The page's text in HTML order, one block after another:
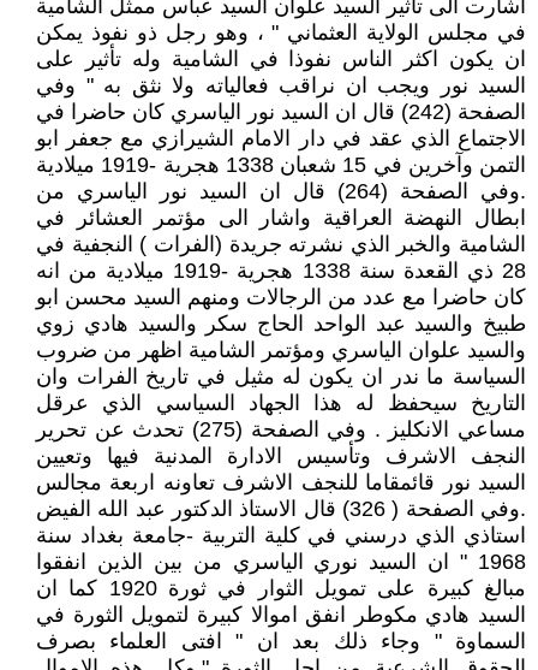
اشارت الى تأثير السيد علوان السيد عباس ممثل الشامية
في مجلس الولاية العثماني " ، وهو رجل ذو نفوذ يمكن
ان يكون اكثر الناس نفوذا في الشامية وله تأثير على
السيد نور ويجب ان نراقب فعالياته ولا نثق به " وفي
الصفحة (242) قال ان السيد نور الياسري كان حاضرا في
الاجتماع الذي عقد في دار الامام الشيرازي مع جعفر ابو
التمن وآخرين في 15 شعبان 1338 هجرية -1919 ميلادية
.وفي الصفحة (264) قال ان السيد نور الياسري من
ابطال النهضة العراقية واشار الى مؤتمر العشائر في
الشامية والخبر الذي نشرته جريدة (الفرات ) النجفية في
28 ذي القعدة سنة 1338 هجرية -1919 ميلادية من انه
كان حاضرا مع عدد من الرجالات ومنهم السيد محسن ابو
طبيخ والسيد عبد الواحد الحاج سكر والسيد هادي زوي
والسيد علوان الياسري ومؤتمر الشامية اظهر من ضروب
السياسة ما ندر ان يكون له مثيل في تاريخ الفرات وان
التاريخ سيحفظ له هذا الجهاد السياسي الذي عرقل
مساعي الانكليز . وفي الصفحة (275) تحدث عن تحرير
النجف الاشرف وتأسيس الادارة المدنية فيها وتعيين
السيد نور قائمقاما للنجف الاشرف تعاونه اربعة مجالس
.وفي الصفحة ( 326) قال الاستاذ الدكتور عبد الله الفيض
استاذي الذي درسني في كلية التربية -جامعة بغداد سنة
1968 " ان السيد نوري الياسري من بين الذين انفقوا
مبالغ كبيرة على تمويل الثوار في ثورة 1920 كما ان
السيد هادي مكوطر انفق اموالا كبيرة لتمويل الثورة في
السماوة " وجاء ذلك بعد ان " افتى العلماء بصرف